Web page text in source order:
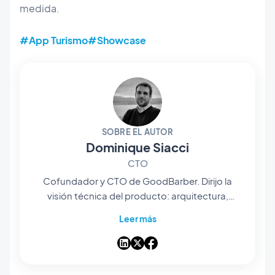
medida.
#App Turismo#Showcase
SOBRE EL AUTOR
Dominique Siacci
CTO
Cofundador y CTO de GoodBarber. Dirijo la
visión técnica del producto: arquitectura,
integración de la IA en el corazón de la
plataforma. Desarrollador de corazón, sigo
Leer más